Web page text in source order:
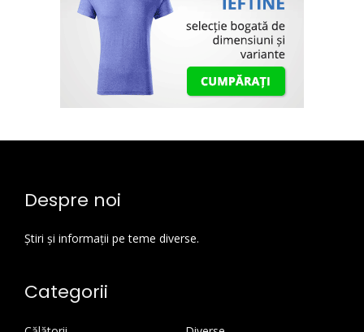
Despre noi
Știri și informații pe teme diverse.
Categorii